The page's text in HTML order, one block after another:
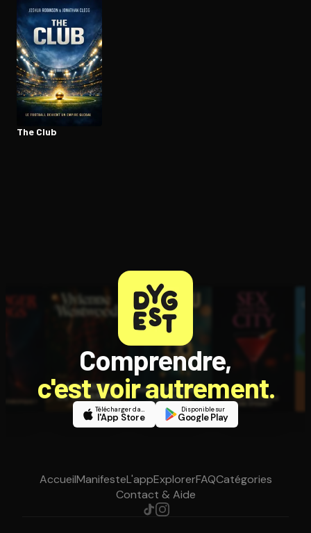
The Club
Comprendre,
c'est voir autrement.
Télécharger dans
l'App Store
Disponible sur
Google Play
AccueilManifesteL'appExplorerFAQCatégories
Contact & Aide